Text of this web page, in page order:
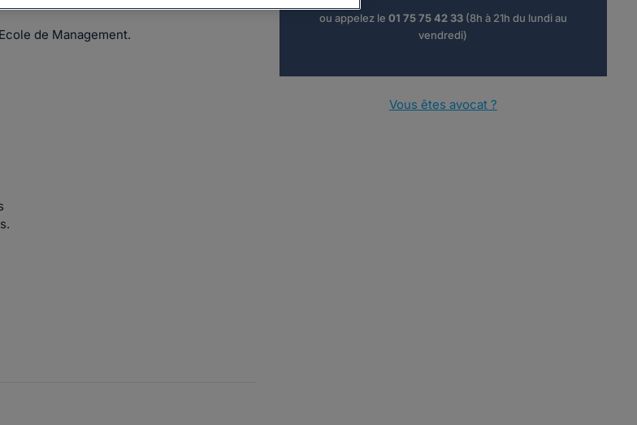
de Management.
ou appelez le 01 75 75 42 33(8h à 21h du lundi au
vendredi)
Vous êtes avocat ?